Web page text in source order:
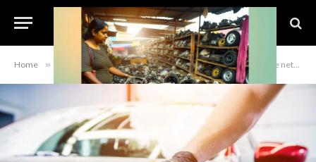
Home » Entretien carrosserie » Quelle est la meilleure façon de nettoyer sa voiture ?